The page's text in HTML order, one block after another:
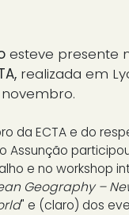
esteve presente
realizada em
da ECTA e do
Assunção
e no workshop
Geography –
" e (claro) dos